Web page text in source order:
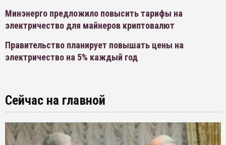
Минэнерго предложило повысить тарифы на
электричество для майнеров криптовалют
Правительство планирует повышать цены на
электричество на 5% каждый год
Сейчас на главной